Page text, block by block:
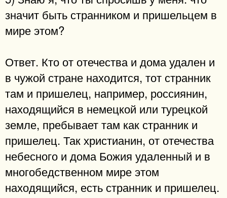
значит быть странником и пришельцем в
мире этом?
Ответ. Кто от отечества и дома удален и
в чужой стране находится, тот странник
там и пришелец, например, россиянин,
находящийся в немецкой или турецкой
земле, пребывает там как странник и
пришелец. Так христианин, от отечества
небесного и дома Божия удаленный и в
многобедственном мире этом
находящийся, есть странник и пришелец.